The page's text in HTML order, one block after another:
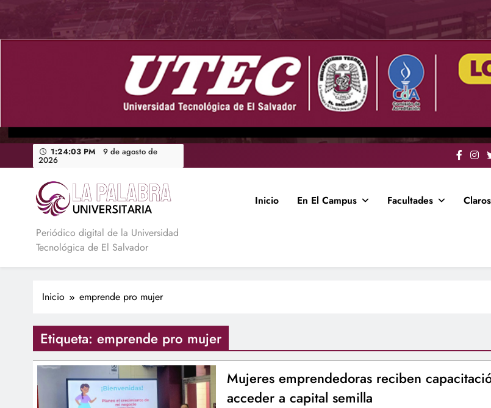
contenido
1:24:04 PM 9 de agosto de
2026
La Palabra Universitaria
Periódico digital de la Universidad
Tecnológica de El Salvador
Inicio En El Campus Facultades
Inicio emprende pro mujer
Etiqueta: emprende pro mujer
Mujeres emprendedoras reciben
acceder a capital semilla